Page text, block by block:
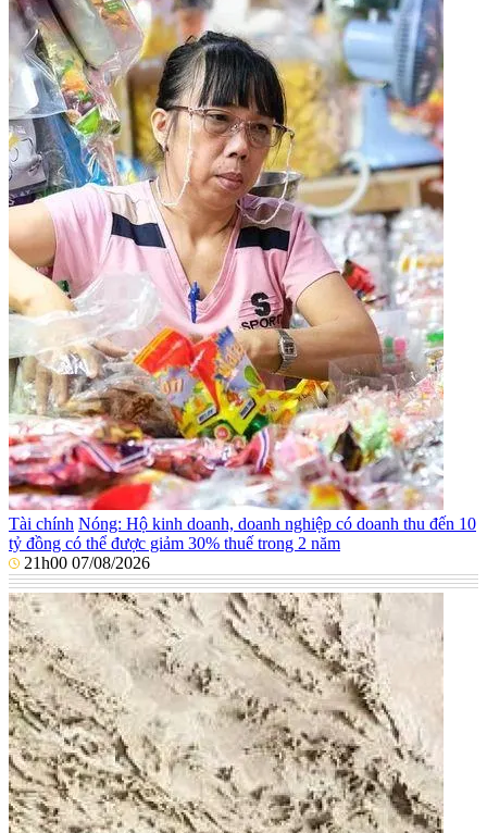
Tài chính Nóng: Hộ kinh doanh, doanh nghiệp có doanh thu đến 10
tỷ đồng có thể được giảm 30% thuế trong 2 năm
21h00 07/08/2026